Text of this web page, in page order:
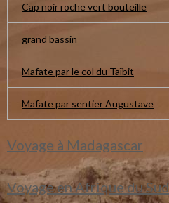
Cap noir roche vert bouteille
grand bassin
Mafate par le col du Taïbit
Mafate par sentier Augustave
Voyage à Madagascar
Voyage en Afrique du Sud